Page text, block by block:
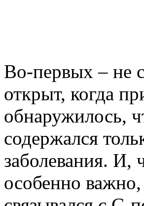
Во-первых – не
открыт, когда
обнаружилось,
содержался
заболевания. И,
особенно